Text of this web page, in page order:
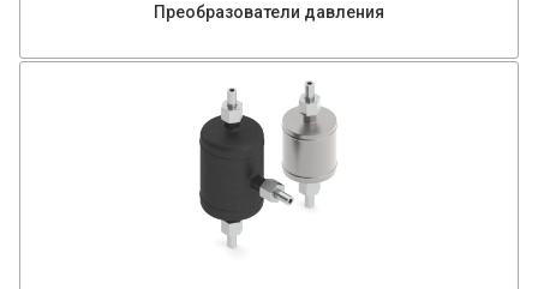
Преобразователи давления